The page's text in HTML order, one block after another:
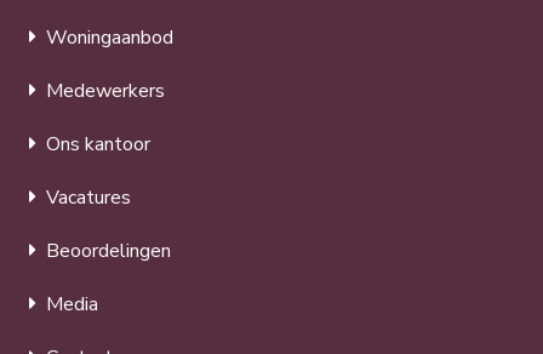
Woningaanbod
Medewerkers
Ons kantoor
Vacatures
Beoordelingen
Media